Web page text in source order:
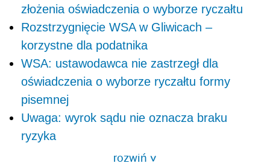
złożenia oświadczenia o wyborze ryczałtu
Rozstrzygnięcie WSA w Gliwicach –
korzystne dla podatnika
WSA: ustawodawca nie zastrzegł dla
oświadczenia o wyborze ryczałtu formy
pisemnej
Uwaga: wyrok sądu nie oznacza braku
ryzyka
rozwiń>